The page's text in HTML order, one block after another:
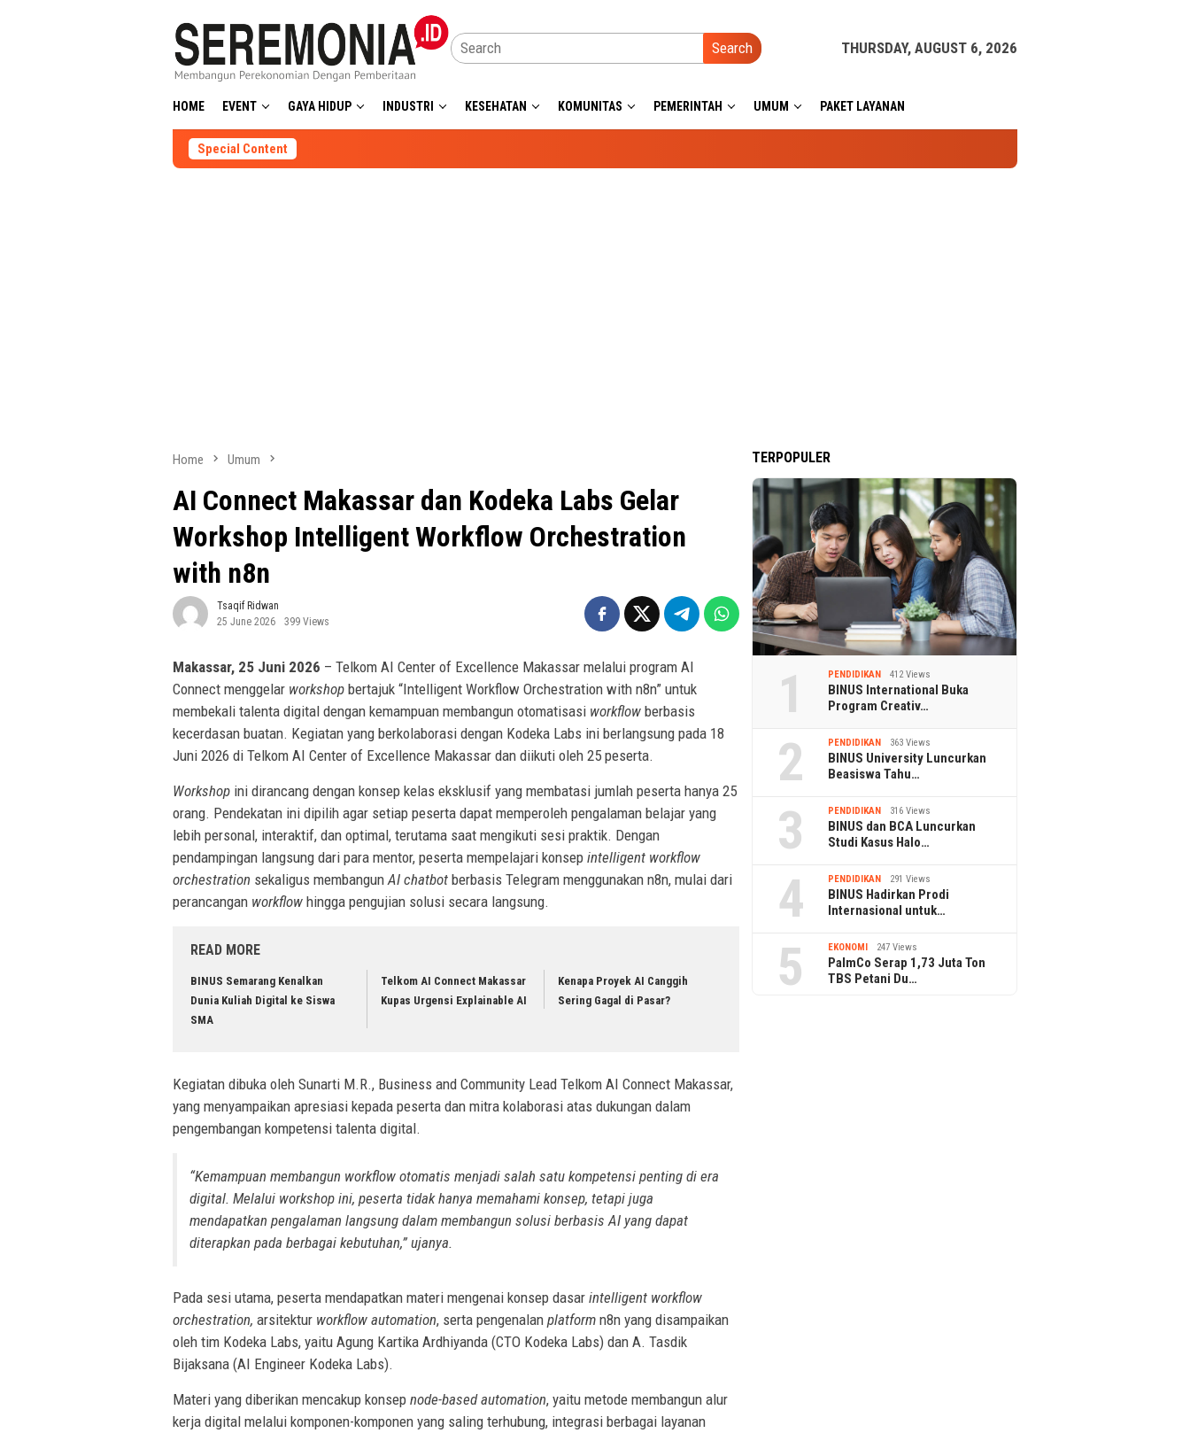
Search THURSDAY, AUGUST 6, 2026
HOME EVENT GAYA HIDUP INDUSTRI KESEHATAN KOMUNITAS PEMERINTAH UMUM PAKET LAYANAN
Special Content
Home Umum
AI Connect Makassar dan Kodeka Labs Gelar
Workshop Intelligent Workflow Orchestration
with n8n
Tsaqif Ridwan
25 June 2026
399 Views
Makassar, 25 Juni 2026 – Telkom AI Center of Excellence Makassar melalui program AI
Connect menggelar workshop bertajuk “Intelligent Workflow Orchestration with n8n” untuk
membekali talenta digital dengan kemampuan membangun otomatisasi workflow berbasis
kecerdasan buatan. Kegiatan yang berkolaborasi dengan Kodeka Labs ini berlangsung pada 18
Juni 2026 di Telkom AI Center of Excellence Makassar dan diikuti oleh 25 peserta.
Workshop ini dirancang dengan konsep kelas eksklusif yang membatasi jumlah peserta hanya 25
orang. Pendekatan ini dipilih agar setiap peserta dapat memperoleh pengalaman belajar yang
lebih personal, interaktif, dan optimal, terutama saat mengikuti sesi praktik. Dengan
pendampingan langsung dari para mentor, peserta mempelajari konsep intelligent workflow
orchestration sekaligus membangunAI chatbot berbasis Telegram menggunakan n8n, mulai dari
perancangan workflow hingga pengujian solusi secara langsung.
READ MORE
BINUS Semarang Kenalkan
Dunia Kuliah Digital ke Siswa
SMA
Telkom AI Connect Makassar
Kupas Urgensi Explainable AI
Kenapa Proyek AI Canggih
Sering Gagal di Pasar?
Kegiatan dibuka oleh Sunarti M.R., Business and Community Lead Telkom AI Connect Makassar,
yang menyampaikan apresiasi kepada peserta dan mitra kolaborasi atas dukungan dalam
pengembangan kompetensi talenta digital.
“Kemampuan membangun workflow otomatis menjadi salah satu kompetensi penting di era
digital. Melalui workshop ini, peserta tidak hanya memahami konsep, tetapi juga
mendapatkan pengalaman langsung dalam membangun solusi berbasis AI yang dapat
diterapkan pada berbagai kebutuhan,” ujanya.
Pada sesi utama, peserta mendapatkan materi mengenai konsep dasar intelligent workflow
orchestration, arsitektur workflow automation, serta pengenalan platform n8n yang disampaikan
oleh tim Kodeka Labs, yaitu Agung Kartika Ardhiyanda (CTO Kodeka Labs) dan A. Tasdik
Bijaksana (AI Engineer Kodeka Labs).
Materi yang diberikan mencakup konsep node-based automation, yaitu metode membangun alur
kerja digital melalui komponen-komponen yang saling terhubung, integrasi berbagai layanan
TERPOPULER
1 PENDIDIKAN 412 Views
BINUS International Buka
Program Creativ…
2 PENDIDIKAN 363 Views
BINUS University Luncurkan
Beasiswa Tahu…
3 PENDIDIKAN 316 Views
BINUS dan BCA Luncurkan
Studi Kasus Halo…
4 PENDIDIKAN 291 Views
BINUS Hadirkan Prodi
Internasional untuk…
5 EKONOMI 247 Views
PalmCo Serap 1,73 Juta Ton
TBS Petani Du…